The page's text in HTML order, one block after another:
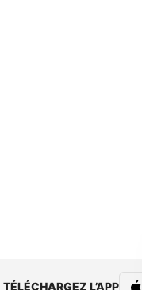
TÉLÉCHARGEZ L’APP